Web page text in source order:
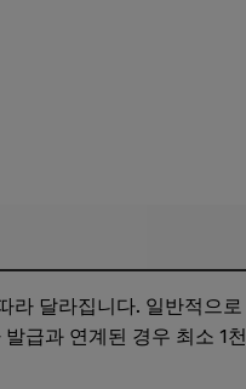
라 달라집니다. 일반적으로
급과 연계된 경우 최소 1천